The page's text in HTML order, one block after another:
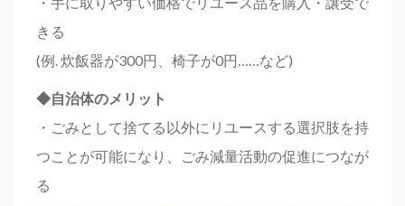
きる
(例. 炊飯器が300円、椅子が0円……など)
◆自治体のメリット
・ごみとして捨てる以外にリユースする選択肢を持
つことが可能になり、ごみ減量活動の促進につなが
る